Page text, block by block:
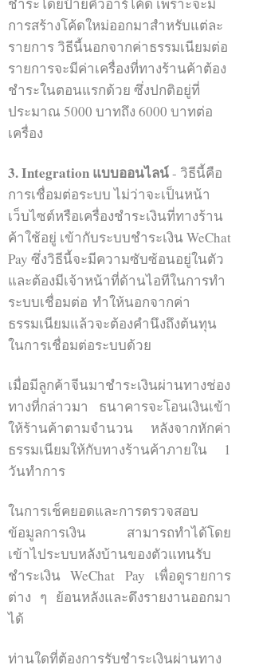
WEchat OA
levelupthailand china online marketing
WeChat advertisement Moment
level up การตลาดจีน wechat การตลาดจีน
levelupthailand china online marketing
wechat wechat official โฆษณาวีแชท WeChat
微信群功能这是一个不是很复杂的函
数。并广泛使用但它是用于促销商品
和产品的流行渠道。通过将感兴趣的
人聚集到同一群体来进入中国市场。
群主或发起群的人有权将人员移出
群。您可以通过标记群组中的所有人
การสร้างโค้ดใหม่ออกมาสำหรับแต่ละ
รายการ วิธีนี้นอกจากค่าธรรมเนียมต่อ
รายการจะมีค่าเครื่องที่ทางร้านค้าต้อง
ชำระในตอนแรกด้วย ซึ่งปกติอยู่ที่
ประมาณ 5000 บาทถึง 6000 บาทต่อ
เครื่อง
3. Integration แบบออนไลน์- วิธีนี้คือ
การเชื่อมต่อระบบ ไม่ว่าจะเป็นหน้า
เว็บไซต์หรือเครื่องชำระเงินที่ทางร้าน
ค้าใช้อยู่ เข้ากับระบบชำระเงิน WeChat
Pay ซึ่งวิธีนี้จะมีความซับซ้อนอยู่ในตัว
และต้องมีเจ้าหน้าที่ด้านไอทีในการทำ
ระบบเชื่อมต่อ ทำให้นอกจากค่า
ธรรมเนียมแล้วจะต้องคำนึงถึงต้นทุน
ในการเชื่อมต่อระบบด้วย
เมื่อมีลูกค้าจีนมาชำระเงินผ่านทางช่อง
ทางที่กล่าวมา ธนาคารจะโอนเงินเข้า
ให้ร้านค้าตามจำนวน หลังจากหักค่า
ธรรมเนียมให้กับทางร้านค้าภายใน 1
วันทำการ
ในการเช็คยอดและการตรวจสอบ
ข้อมูลการเงิน สามารถทำได้โดย
เข้าไประบบหลังบ้านของตัวแทนรับ
ชำระเงิน WeChat Pay เพื่อดูรายการ
ต่าง ๆ ย้อนหลังและดึงรายงานออกมา
ได้
ท่านใดที่ต้องการรับชำระเงินผ่านทาง